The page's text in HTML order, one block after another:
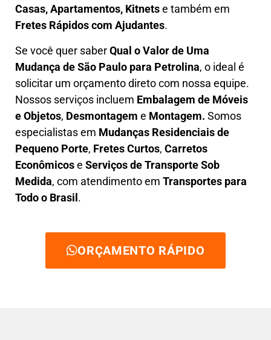
Casas, Apartamentos, Kitnetse também em
Fretes Rápidos com Ajudantes.
Se você quer saberQual o Valor de Uma
Mudança de São Paulo para Petrolina, o ideal é
solicitar um orçamento direto com nossa equipe.
Nossos serviços incluem Embalagem de Móveis
e Objetos, Desmontagem e Montagem. Somos
especialistas em Mudanças Residenciais de
Pequeno Porte, Fretes Curtos, Carretos
Econômicose Serviços de Transporte Sob
Medida, com atendimento em Transportes para
Todo o Brasil.
ORÇAMENTO RÁPIDO